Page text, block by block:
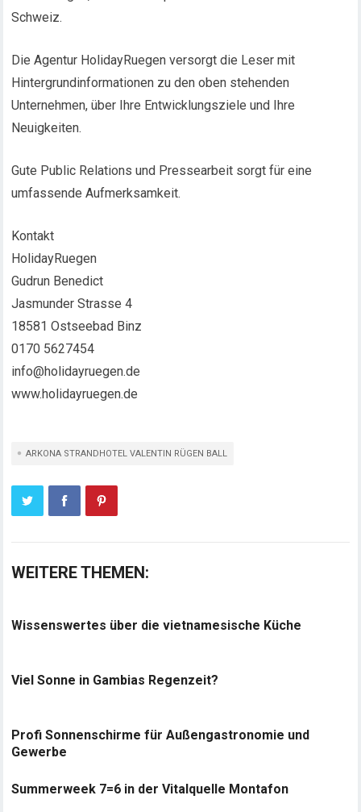
Schweiz.
Die Agentur HolidayRuegen versorgt die Leser mit
Hintergrundinformationen zu den oben stehenden
Unternehmen, über Ihre Entwicklungsziele und Ihre
Neuigkeiten.
Gute Public Relations und Pressearbeit sorgt für eine
umfassende Aufmerksamkeit.
Kontakt
HolidayRuegen
Gudrun Benedict
Jasmunder Strasse 4
18581 Ostseebad Binz
0170 5627454
info@holidayruegen.de
www.holidayruegen.de
ARKONA STRANDHOTEL VALENTIN RÜGEN BALL
WEITERE THEMEN:
Wissenswertes über die vietnamesische Küche
Viel Sonne in Gambias Regenzeit?
Profi Sonnenschirme für Außengastronomie und
Gewerbe
Summerweek 7=6 in der Vitalquelle Montafon